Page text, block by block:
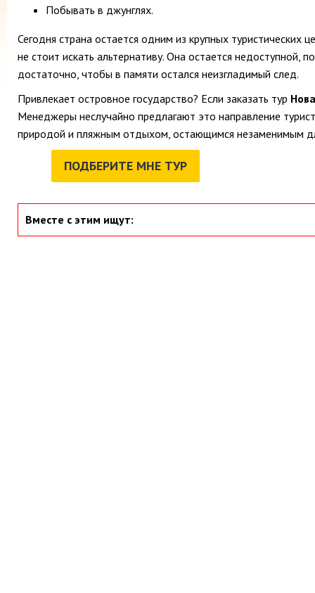
Побывать в джунглях.
Сегодня страна остается одним из крупных туристических
не стоит искать альтернативу. Она остается
достаточно, чтобы в памяти остался неизгладимый след.
Привлекает островное государство? Если заказать тур
Менеджеры неслучайно предлагают это направление
природой и пляжным отдыхом, остающимся незаменимым
ПОДБЕРИТЕ МНЕ ТУР
Вместе с этим ищут: